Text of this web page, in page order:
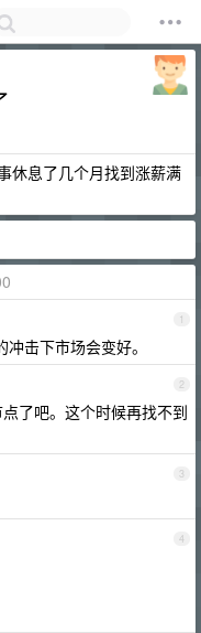
休息了几个月找到涨薪满
1
击下市场会变好。
2
了吧。这个时候再找不到
3
4